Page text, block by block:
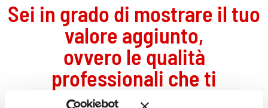
Sei in grado di mostrare il tuo
valore aggiunto,
ovvero le qualità
professionali che ti
distinguono dalla